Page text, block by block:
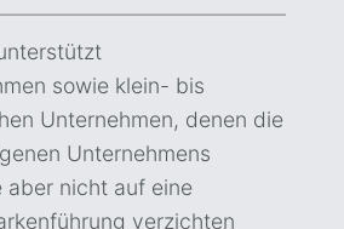
sowie klein- bis
Unternehmen, denen die
Unternehmens
nicht auf eine
verzichten